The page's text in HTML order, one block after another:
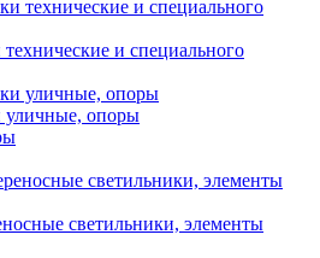
и специального
уличные, опоры
светильники, элементы